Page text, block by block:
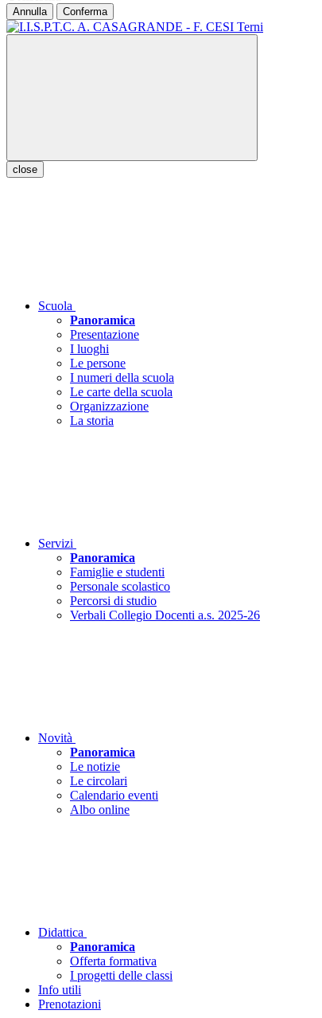
Annulla Conferma
close
Scuola
Panoramica
Presentazione
I luoghi
Le persone
I numeri della scuola
Le carte della scuola
Organizzazione
La storia
Servizi
Panoramica
Famiglie e studenti
Personale scolastico
Percorsi di studio
Verbali Collegio Docenti a.s. 2025-26
Novità
Panoramica
Le notizie
Le circolari
Calendario eventi
Albo online
Didattica
Panoramica
Offerta formativa
I progetti delle classi
Info utili
Prenotazioni